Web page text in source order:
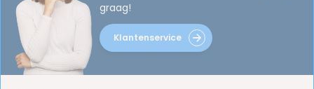
graag!
Klantenservice